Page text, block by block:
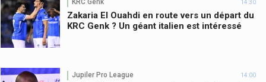
KRC Genk 14:30
Zakaria El Ouahdi en route vers un départ du
KRC Genk ? Un géant italien est intéressé
Jupiler Pro League 14:00